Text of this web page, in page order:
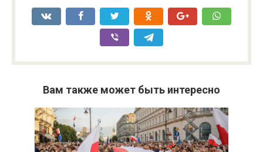
Вам также может быть интересно